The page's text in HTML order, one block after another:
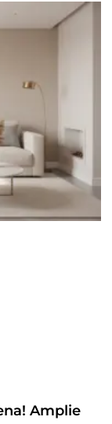
Amplie